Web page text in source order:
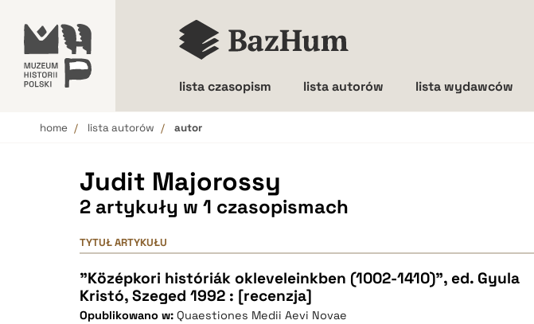
lista czasopism lista autorów lista wydawców
home lista autorów autor
Judit Majorossy
2 artykuły w 1 czasopismach
TYTUŁ ARTYKUŁU
"Középkori históriák okleveleinkben (1002-1410)", ed. Gyula
Kristó, Szeged 1992 : [recenzja]
Opublikowano w: Quaestiones Medii Aevi Novae